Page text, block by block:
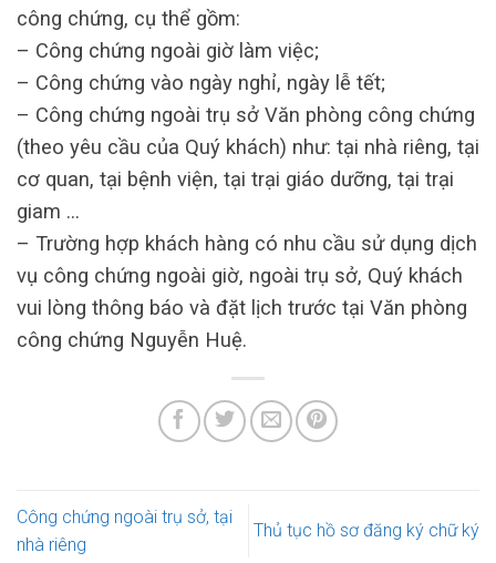
công chứng, cụ thể gồm:
– Công chứng ngoài giờ làm việc;
– Công chứng vào ngày nghỉ, ngày lễ tết;
– Công chứng ngoài trụ sở Văn phòng công chứng
(theo yêu cầu của Quý khách) như: tại nhà riêng, tại
cơ quan, tại bệnh viện, tại trại giáo dưỡng, tại trại
giam …
– Trường hợp khách hàng có nhu cầu sử dụng dịch
vụ công chứng ngoài giờ, ngoài trụ sở, Quý khách
vui lòng thông báo và đặt lịch trước tại Văn phòng
công chứng Nguyễn Huệ.
Công chứng ngoài trụ sở, tại
nhà riêng
Thủ tục hồ sơ đăng ký chữ ký